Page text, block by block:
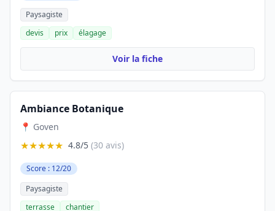
Paysagiste
devis
prix élagage
Voir la fiche
Ambiance Botanique
📍 Goven
★★★★★ 4.8/5 (30 avis)
Score : 12/20
Paysagiste
terrasse
chantier